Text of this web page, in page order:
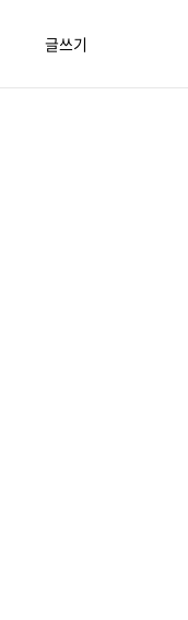
글쓰기